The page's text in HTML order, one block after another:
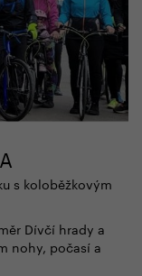
s koloběžkovým
Dívčí hrady a
nohy, počasí a